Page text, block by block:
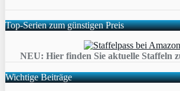
Top-Serien zum günstigen Preis
NEU: Hier finden Sie aktuelle Staffeln
Wichtige Beiträge